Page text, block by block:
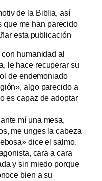
de la Biblia, así
que me han parecido
esta publicación
humanidad al
le hace recuperar su
de endemoniado
algo parecido a
es capaz de adoptar
mí una mesa,
me unges la cabeza
dice el salmo.
cara a cara
y sin miedo porque
bien a su